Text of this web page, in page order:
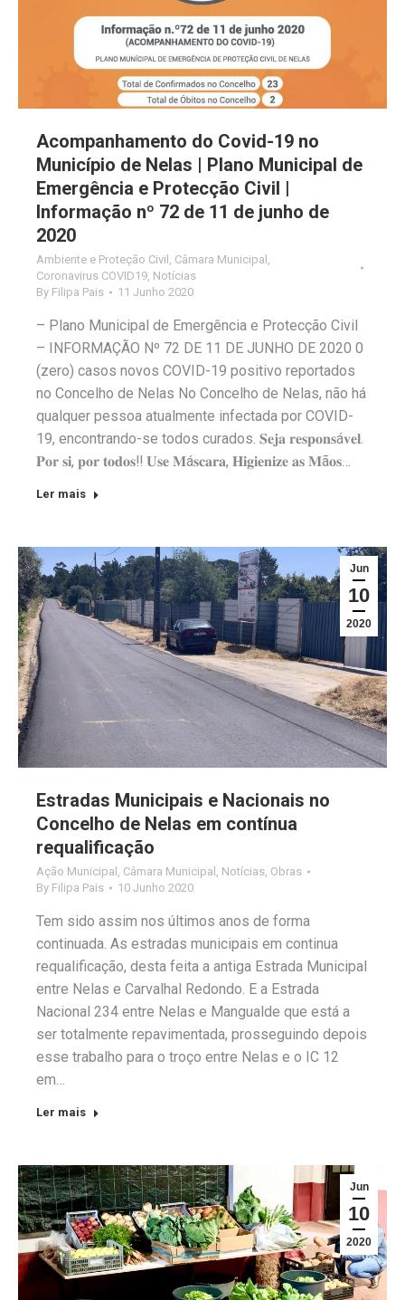
Acompanhamento do Covid-19 no
Município de Nelas | Plano Municipal de
Emergência e Protecção Civil |
Informação nº 72 de 11 de junho de
2020
Ambiente e Proteção Civil , Câmara Municipal ,
Coronavirus COVID19, Notícias
By Filipa Pais 11 Junho 2020
– Plano Municipal de Emergência e Protecção Civil
– INFORMAÇÃO Nº 72 DE 11 DE JUNHO DE 2020 0
(zero) casos novos COVID-19 positivo reportados
no Concelho de Nelas No Concelho de Nelas, não há
qualquer pessoa atualmente infectada por COVID-
19, encontrando-se todos curados. 𝐒𝐞𝐣𝐚 𝐫𝐞𝐬𝐩𝐨𝐧𝐬á𝐯𝐞𝐥.
𝐏𝐨𝐫 𝐬𝐢, 𝐩𝐨𝐫 𝐭𝐨𝐝𝐨𝐬‼️ 𝐔𝐬𝐞 𝐌á𝐬𝐜𝐚𝐫𝐚, 𝐇𝐢𝐠𝐢𝐞𝐧𝐢𝐳𝐞 𝐚𝐬 𝐌ã𝐨𝐬…
Ler mais
Jun
10
2020
Estradas Municipais e Nacionais no
Concelho de Nelas em contínua
requalificação
Ação Municipal , Câmara Municipal , Notícias, Obras
By Filipa Pais 10 Junho 2020
Tem sido assim nos últimos anos de forma
continuada. As estradas municipais em continua
requalificação, desta feita a antiga Estrada Municipal
entre Nelas e Carvalhal Redondo. E a Estrada
Nacional 234 entre Nelas e Mangualde que está a
ser totalmente repavimentada, prosseguindo depois
esse trabalho para o troço entre Nelas e o IC 12
em…
Ler mais
Jun
10
2020